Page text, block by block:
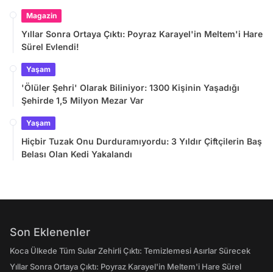
Magazin
Yıllar Sonra Ortaya Çıktı: Poyraz Karayel'in Meltem'i Hare
Sürel Evlendi!
Yaşam
'Ölüler Şehri' Olarak Biliniyor: 1300 Kişinin Yaşadığı
Şehirde 1,5 Milyon Mezar Var
Yaşam
Hiçbir Tuzak Onu Durduramıyordu: 3 Yıldır Çiftçilerin Baş
Belası Olan Kedi Yakalandı
Son Eklenenler
Koca Ülkede Tüm Sular Zehirli Çıktı: Temizlemesi Asırlar Sürecek
Yıllar Sonra Ortaya Çıktı: Poyraz Karayel'in Meltem'i Hare Sürel